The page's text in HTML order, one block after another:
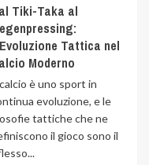
Tiki-Taka al
Tattica nel
Moderno
è uno sport in
evoluzione, e le
tattiche che ne
il gioco sono il